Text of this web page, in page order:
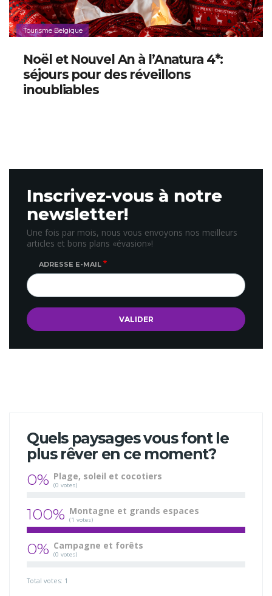
Tourisme Belgique
Noël et Nouvel An à l’Anatura 4*:
séjours pour des réveillons
inoubliables
Inscrivez-vous à notre
newsletter!
Une fois par mois, nous vous envoyons nos meilleurs
articles et bons plans «évasion»!
ADRESSE E-MAIL
Quels paysages vous font le
plus rêver en ce moment?
0% Plage, soleil et cocotiers
(0 votes)
100% Montagne et grands espaces
(1 votes)
0% Campagne et forêts
(0 votes)
Total votes: 1